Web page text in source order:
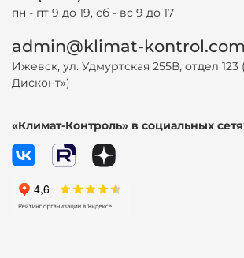
пн - пт 9 до 19, сб - вс 9 до 17
admin@klimat-kontrol.com
Ижевск, ул. Удмуртская 255В, отдел
Дисконт»)
«Климат-Контроль» в социальных